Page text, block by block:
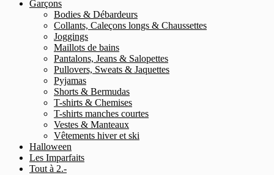
Garçons
Bodies & Débardeurs
Collants, Caleçons longs & Chaussettes
Joggings
Maillots de bains
Pantalons, Jeans & Salopettes
Pullovers, Sweats & Jaquettes
Pyjamas
Shorts & Bermudas
T-shirts & Chemises
T-shirts manches courtes
Vestes & Manteaux
Vêtements hiver et ski
Halloween
Les Imparfaits
Tout à 2.-